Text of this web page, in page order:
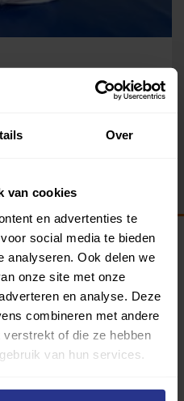
Over
van cookies
en advertenties te
social media te bieden
analyseren. Ook delen we
onze site met onze
en analyse. Deze
combineren met andere
of die ze hebben
van hun services.
340 gemeenten